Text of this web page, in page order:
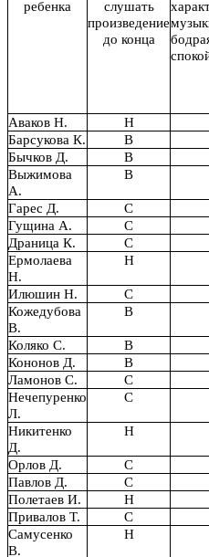
ребенка
слушать
произведение
до конца
Аваков Н. Н
Барсукова К.
В
Бычков Д.
В
Выжимова
А.
В
Гарес Д. С
Гущина А.
С
Драница К.
С
Ермолаева
Н.
Н
Илюшин Н. С
Кожедубова
В.
В
Коляко С. В
Кононов Д.
В
Ламонов С.
С
Нечепуренко
Л.
С
Никитенко
Д.
Н
Орлов Д. С
Павлов Д.
С
Полетаев И.
Н
Привалов Т.
С
Самусенко
В.
Н